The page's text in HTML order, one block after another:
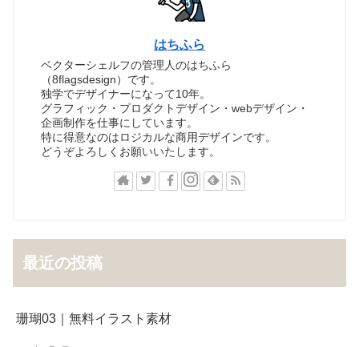
はちふら
ベクターシェルフの管理人のはちふら
（8flagsdesign）です。
独学でデザイナーになって10年。
グラフィック・プロダクトデザイン・webデザイン・
企画制作を仕事にしています。
特に得意なのはロジカルな商用デザインです。
どうぞよろしくお願いいたします。
最近の投稿
珊瑚03｜無料イラスト素材